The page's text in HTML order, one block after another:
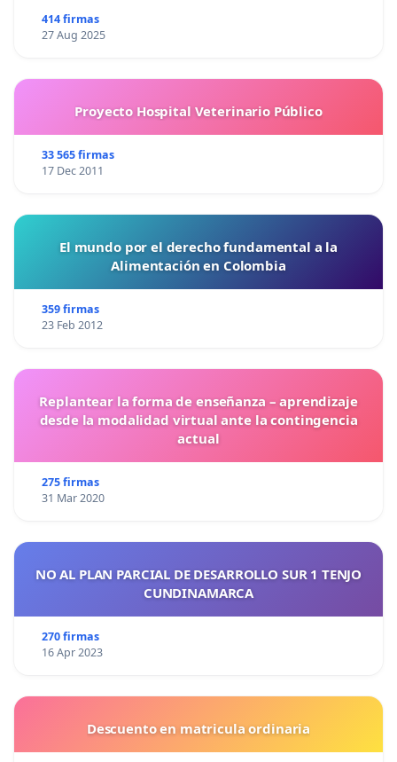
414 firmas
27 Aug 2025
Proyecto Hospital Veterinario Público
33 565 firmas
17 Dec 2011
El mundo por el derecho fundamental a la
Alimentación en Colombia
359 firmas
23 Feb 2012
Replantear la forma de enseñanza – aprendizaje
desde la modalidad virtual ante la contingencia
actual
275 firmas
31 Mar 2020
NO AL PLAN PARCIAL DE DESARROLLO SUR 1 TENJO
CUNDINAMARCA
270 firmas
16 Apr 2023
Descuento en matricula ordinaria